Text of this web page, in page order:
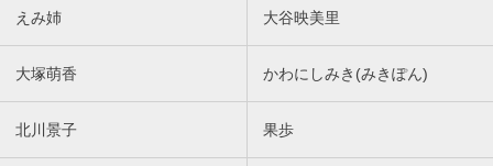
えみ姉 大谷映美里
大塚萌香 かわにしみき(みきぽん)
北川景子 果歩